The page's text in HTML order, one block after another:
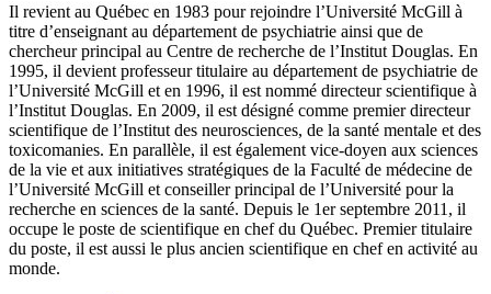
Il revient au Québec en 1983 pour rejoindre l’Université McGill à
titre d’enseignant au département de psychiatrie ainsi que de
chercheur principal au Centre de recherche de l’Institut Douglas. En
1995, il devient professeur titulaire au département de psychiatrie de
l’Université McGill et en 1996, il est nommé directeur scientifique à
l’Institut Douglas. En 2009, il est désigné comme premier directeur
scientifique de l’Institut des neurosciences, de la santé mentale et des
toxicomanies. En parallèle, il est également vice-doyen aux sciences
de la vie et aux initiatives stratégiques de la Faculté de médecine de
l’Université McGill et conseiller principal de l’Université pour la
recherche en sciences de la santé. Depuis le 1er septembre 2011, il
occupe le poste de scientifique en chef du Québec. Premier titulaire
du poste, il est aussi le plus ancien scientifique en chef en activité au
monde.